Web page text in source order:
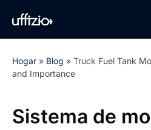
Hogar » Blog » Truck Fuel Tank
and Importance
Sistema de